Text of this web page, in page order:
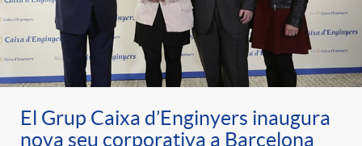
o
r
iEl Grup Caixa d’Enginyers inaugura
nova seu corporativa a Barcelona